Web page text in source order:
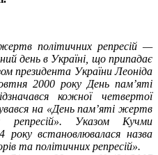
політичних репресій —
день в Україні, що припадає
президента України Леоніда
2000 року День пам’яті
кожної четвертої
на «День пам’яті жертв
репресій». Указом Кучми
встановлювалася назва
та політичних репресій».